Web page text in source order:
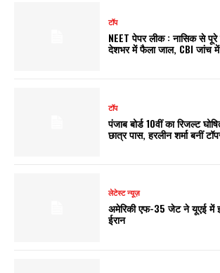
टॉप
NEET पेपर लीक : नासिक से
देशभर में फैला जाल, CBI जांच
टॉप
पंजाब बोर्ड 10वीं का रिजल्ट
छात्र पास, हरलीन शर्मा बनीं
लेटेस्ट न्यूज़
अमेरिकी एफ-35 जेट ने यूएई में
ईरान